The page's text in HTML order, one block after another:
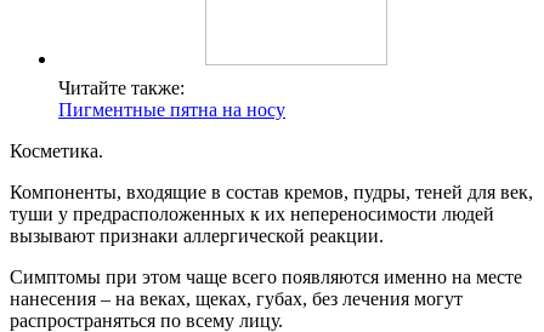
Читайте также:
Пигментные пятна на носу
Косметика.
Компоненты, входящие в состав кремов, пудры, теней для век,
туши у предрасположенных к их непереносимости людей
вызывают признаки аллергической реакции.
Симптомы при этом чаще всего появляются именно на месте
нанесения – на веках, щеках, губах, без лечения могут
распространяться по всему лицу.